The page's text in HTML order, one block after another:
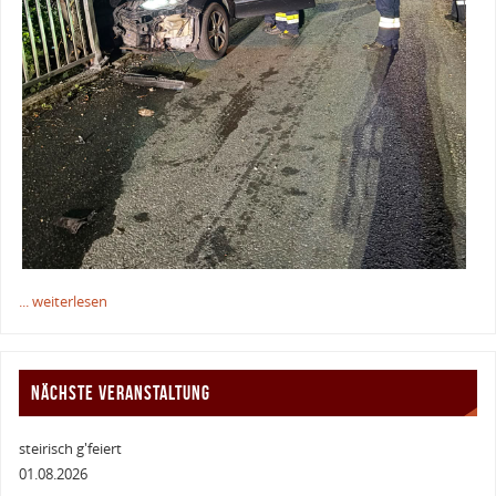
... weiterlesen
NÄCHSTE VERANSTALTUNG
steirisch g'feiert
01.08.2026